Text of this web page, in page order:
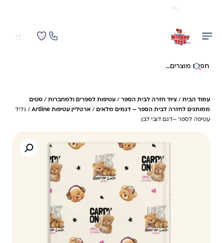
חיפוש באתר
עמוד הבית / ציוד חזרה לבית הספר / עטיפות לספרים ולמחברות / סטים
ממותגים לחזרה לבית הספר – דגמים מלאים / ארטליין עטיפות Artline
/ גליל
עטיפה לספר –דגם דובי לבן